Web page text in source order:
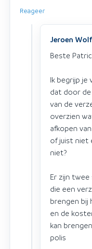
Reageer
Jeroen
Beste
Ik begrijp je
dat door de
van de
overzien
afkopen
of juist niet
niet?
Er zijn
die een
brengen bij
en de
kan
polis